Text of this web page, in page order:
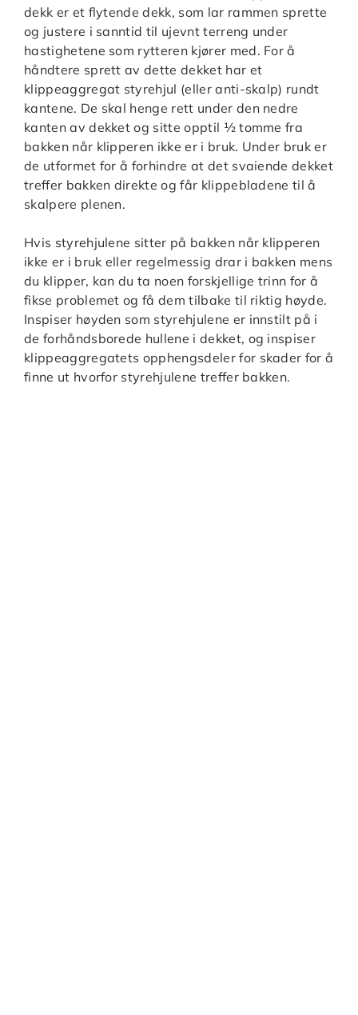
dekk er et flytende dekk, som lar rammen sprette
og justere i sanntid til ujevnt terreng under
hastighetene som rytteren kjører med. For å
håndtere sprett av dette dekket har et
klippeaggregat styrehjul (eller anti-skalp) rundt
kantene. De skal henge rett under den nedre
kanten av dekket og sitte opptil ½ tomme fra
bakken når klipperen ikke er i bruk. Under bruk er
de utformet for å forhindre at det svaiende dekket
treffer bakken direkte og får klippebladene til å
skalpere plenen.
Hvis styrehjulene sitter på bakken når klipperen
ikke er i bruk eller regelmessig drar i bakken mens
du klipper, kan du ta noen forskjellige trinn for å
fikse problemet og få dem tilbake til riktig høyde.
Inspiser høyden som styrehjulene er innstilt på i
de forhåndsborede hullene i dekket, og inspiser
klippeaggregatets opphengsdeler for skader for å
finne ut hvorfor styrehjulene treffer bakken.